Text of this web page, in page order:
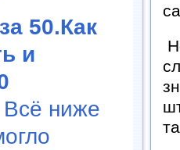
50.Как
и
Всё ниже